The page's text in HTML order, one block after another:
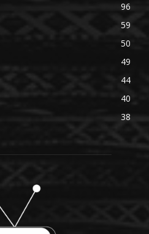
96
59
50
49
44
40
38